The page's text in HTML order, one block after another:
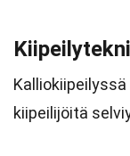
kiipeilijöitä